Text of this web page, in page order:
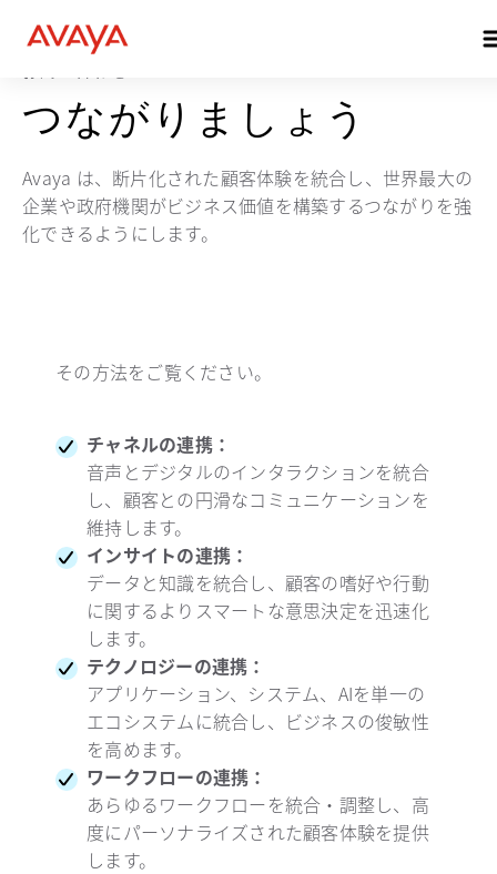
つながりましょう
Avaya は、断片化された顧客体験を統合し、世界最大の
企業や政府機関がビジネス価値を構築するつながりを強
化できるようにします。
その方法をご覧ください。
チャネルの連携：
音声とデジタルのインタラクションを統合
し、顧客との円滑なコミュニケーションを
維持します。
インサイトの連携：
データと知識を統合し、顧客の嗜好や行動
に関するよりスマートな意思決定を迅速化
します。
テクノロジーの連携：
アプリケーション、システム、AIを単一の
エコシステムに統合し、ビジネスの俊敏性
を高めます。
ワークフローの連携：
あらゆるワークフローを統合・調整し、高
度にパーソナライズされた顧客体験を提供
します。